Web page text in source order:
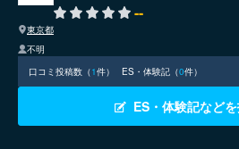
--
東京都
不明
口コミ投稿数（1件） ES・体験記（0件）
ES・体験記など